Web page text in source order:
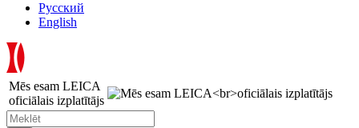
Русский
English
Mēs esam LEICA
oficiālais izplatītājs